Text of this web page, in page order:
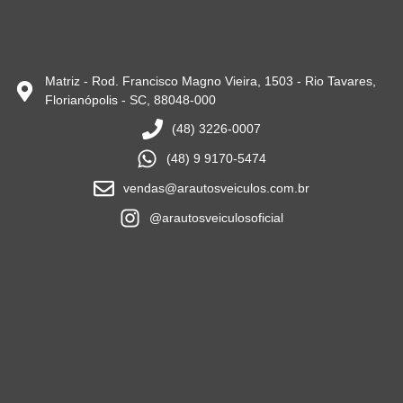
Matriz - Rod. Francisco Magno Vieira, 1503 - Rio Tavares,
Florianópolis - SC, 88048-000
(48) 3226-0007
(48) 9 9170-5474
vendas@arautosveiculos.com.br
@arautosveiculosoficial